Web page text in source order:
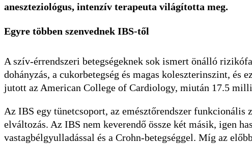
aneszteziológus, intenzív terapeuta világította meg.
Egyre többen szenvednek IBS-től
A szív-érrendszeri betegségeknek sok ismert önálló
dohányzás, a cukorbetegség és magas koleszterinszint, és
jutott az American College of Cardiology, miután 17.5
Az IBS egy tünetcsoport, az emésztőrendszer
elváltozás. Az IBS nem keverendő össze két másik, igen
vastagbélgyulladással és a Crohn-betegséggel. Míg az